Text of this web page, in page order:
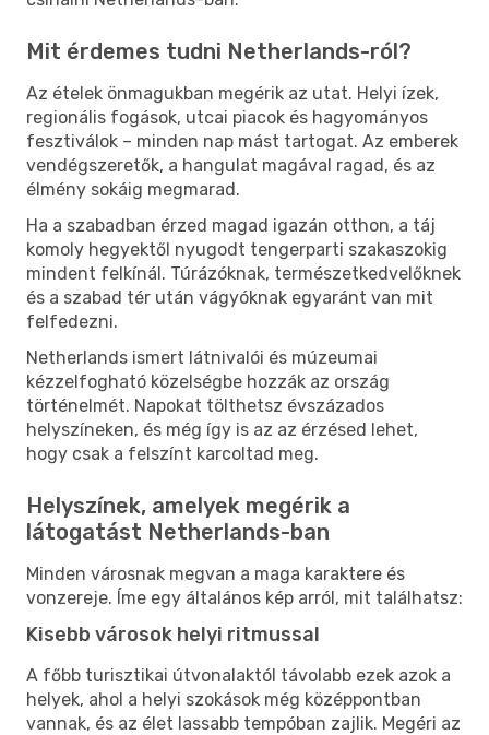
Mit érdemes tudni Netherlands-ról?
Az ételek önmagukban megérik az utat. Helyi ízek,
regionális fogások, utcai piacok és hagyományos
fesztiválok – minden nap mást tartogat. Az emberek
vendégszeretők, a hangulat magával ragad, és az
élmény sokáig megmarad.
Ha a szabadban érzed magad igazán otthon, a táj
komoly hegyektől nyugodt tengerparti szakaszokig
mindent felkínál. Túrázóknak, természetkedvelőknek
és a szabad tér után vágyóknak egyaránt van mit
felfedezni.
Netherlands ismert látnivalói és múzeumai
kézzelfogható közelségbe hozzák az ország
történelmét. Napokat tölthetsz évszázados
helyszíneken, és még így is az az érzésed lehet,
hogy csak a felszínt karcoltad meg.
Helyszínek, amelyek megérik a
látogatást Netherlands-ban
Minden városnak megvan a maga karaktere és
vonzereje. Íme egy általános kép arról, mit találhatsz:
Kisebb városok helyi ritmussal
A főbb turisztikai útvonalaktól távolabb ezek azok a
helyek, ahol a helyi szokások még középpontban
vannak, és az élet lassabb tempóban zajlik. Megéri az